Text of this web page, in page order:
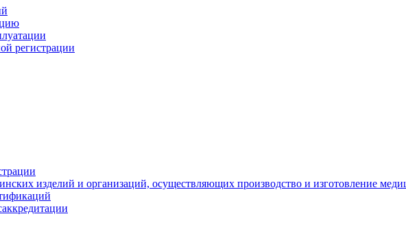
регистрации
изделий и организаций, осуществляющих производство и изготовление